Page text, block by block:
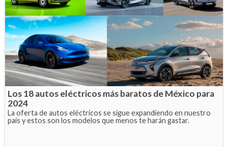
Los 18 autos eléctricos más baratos de México para
2024
La oferta de autos eléctricos se sigue expandiendo en nuestro
país y estos son los modelos que menos te harán gastar.